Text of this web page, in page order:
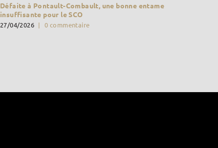
Défaite à Pontault-Combault, une bonne entame
insuffisante pour le SCO
27/04/2026 | 0 commentaire